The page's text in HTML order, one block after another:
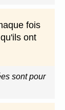
fois
ont
sont pour